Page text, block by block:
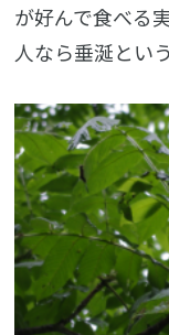
が好んで食べる
人なら垂涎とい